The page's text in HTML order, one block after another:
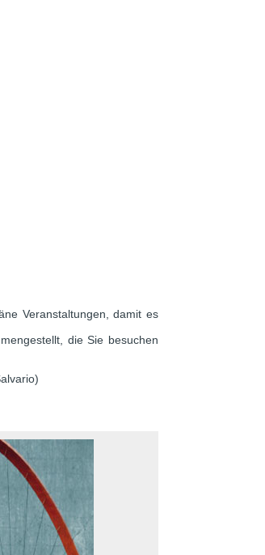
Veranstaltungen, damit es
die Sie besuchen